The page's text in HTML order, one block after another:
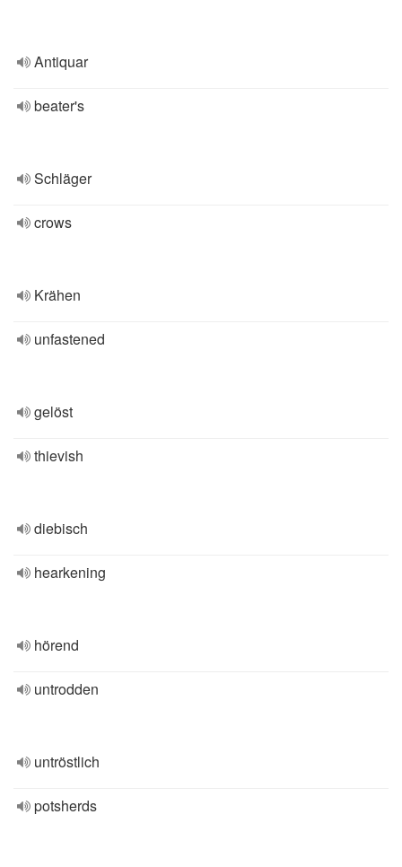
Antiquar
beater's
Schläger
crows
Krähen
unfastened
gelöst
thievish
diebisch
hearkening
hörend
untrodden
untröstlich
potsherds